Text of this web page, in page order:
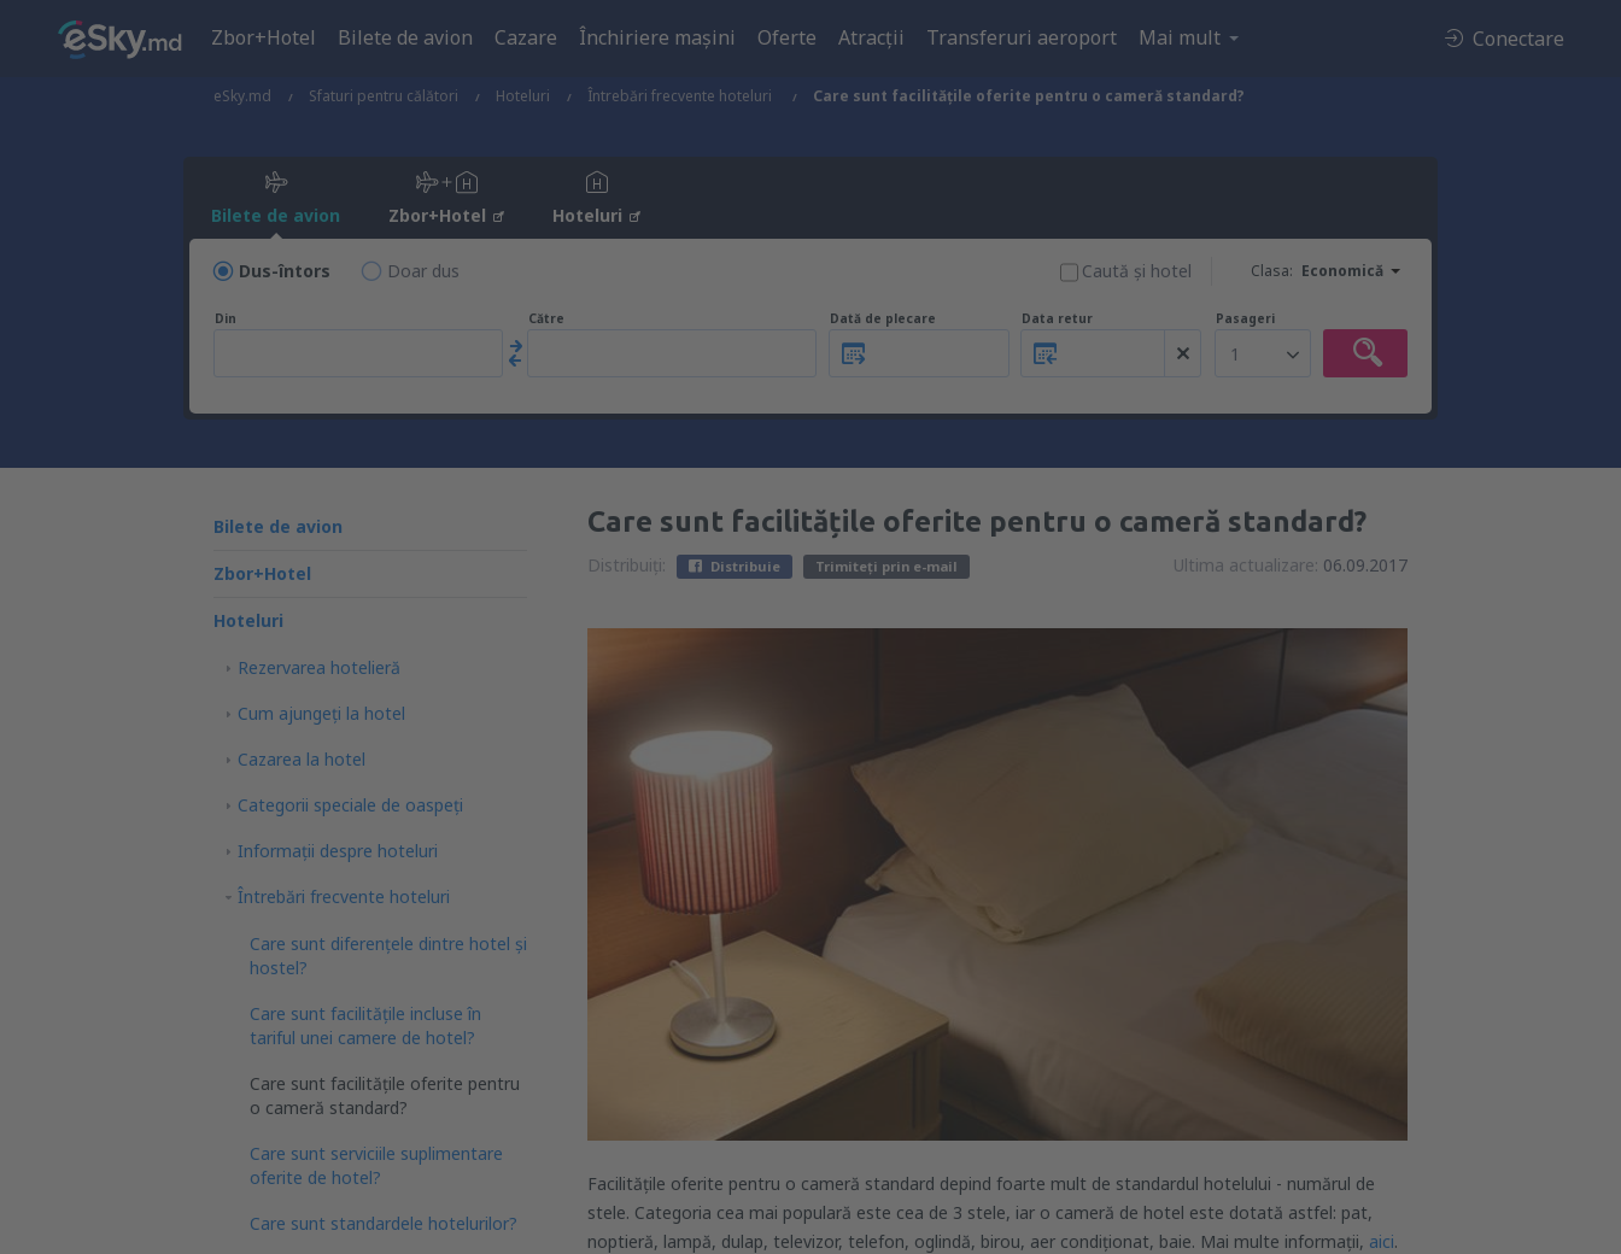
Zbor+Hotel Bilete de avion Cazare Închiriere mașini Oferte Atracţii Transferuri aeroport Mai mult Conectare
eSky.md Sfaturi pentru călători Hoteluri Întrebări frecvente hoteluri Care sunt facilitățile oferite pentru o cameră standard?
Bilete de avion Zbor+Hotel Hoteluri
Dus-întors Doar dus Clasa: Economică
Caută şi hotel
Din Către Dată de plecare Data retur Pasageri
1
Bilete de avion
Zbor+Hotel
Hoteluri
Rezervarea hotelieră
Cum ajungeţi la hotel
Cazarea la hotel
Categorii speciale de oaspeţi
Informații despre hoteluri
Întrebări frecvente hoteluri
Care sunt diferențele dintre hotel și
hostel?
Care sunt facilitățile incluse în
tariful unei camere de hotel?
Care sunt facilitățile oferite pentru
o cameră standard?
Care sunt serviciile suplimentare
oferite de hotel?
Care sunt standardele hotelurilor?
Care sunt facilitățile oferite pentru o cameră standard?
Distribuiți: Distribuie Trimiteți prin e-mail Ultima actualizare: 06.09.2017
Facilitățile oferite pentru o cameră standard depind foarte mult de standardul hotelului - numărul de
stele. Categoria cea mai populară este cea de 3 stele, iar o cameră de hotel este dotată astfel: pat,
noptieră, lampă, dulap, televizor, telefon, oglindă, birou, aer condiționat, baie. Mai multe informații, aici.